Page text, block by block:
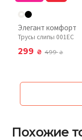
Элегант комфорт
Трусы слипы 001EC
299 ₴ 499₴
Похожие